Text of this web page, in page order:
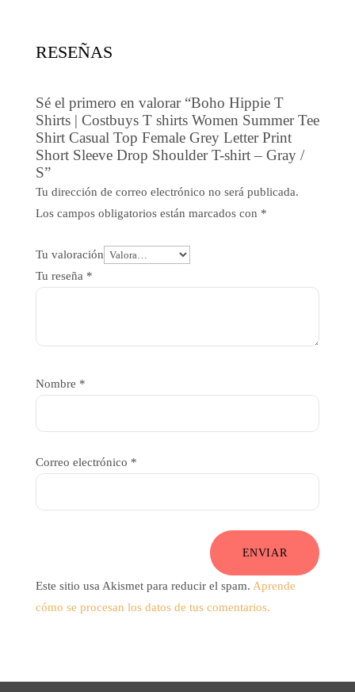
RESEÑAS
Sé el primero en valorar “Boho Hippie T
Shirts | Costbuys T shirts Women Summer Tee
Shirt Casual Top Female Grey Letter Print
Short Sleeve Drop Shoulder T-shirt – Gray /
S”
Tu dirección de correo electrónico no será publicada.
Los campos obligatorios están marcados con *
Tu valoración
Tu reseña *
Nombre *
Correo electrónico *
ENVIAR
Este sitio usa Akismet para reducir el spam. Aprende
cómo se procesan los datos de tus comentarios.